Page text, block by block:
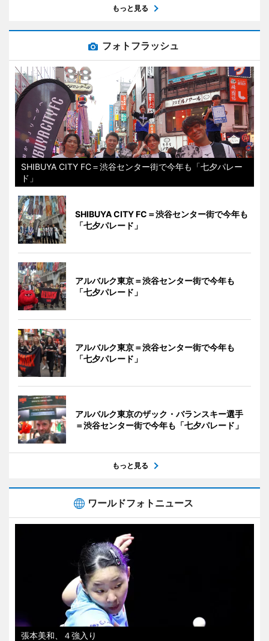
もっと見る
フォトフラッシュ
SHIBUYA CITY FC＝渋谷センター街で今年も「七夕パレー
ド」
SHIBUYA CITY FC＝渋谷センター街で今年も
「七夕パレード」
アルバルク東京＝渋谷センター街で今年も
「七夕パレード」
アルバルク東京＝渋谷センター街で今年も
「七夕パレード」
アルバルク東京のザック・バランスキー選手
＝渋谷センター街で今年も「七夕パレード」
もっと見る
ワールドフォトニュース
張本美和、４強入り